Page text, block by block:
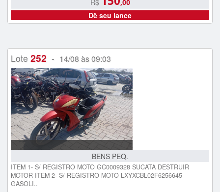
R$
,00
Dê seu lance
Lote 252 - 14/08 às 09:03
BENS PEQ.
ITEM 1- S/ REGISTRO MOTO GC0009328 SUCATA DESTRUIR
MOTOR ITEM 2- S/ REGISTRO MOTO LXYXCBL02F6256645
GASOLI..